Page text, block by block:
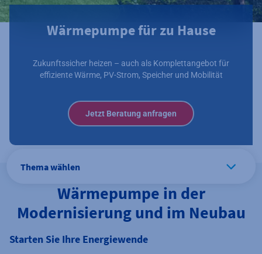
Wärmepumpe für zu Hause
Zukunftssicher heizen – auch als Komplettangebot für
effiziente Wärme, PV-Strom, Speicher und Mobilität
Jetzt Beratung anfragen
Thema wählen
Wärmepumpe in der
Modernisierung und im Neubau
Starten Sie Ihre Energiewende